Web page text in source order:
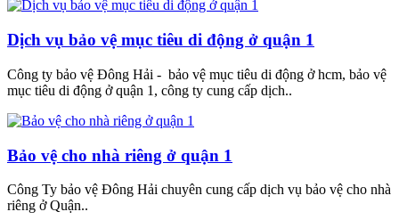
Dịch vụ bảo vệ mục tiêu di động ở quận 1
Công ty bảo vệ Đông Hải - bảo vệ mục tiêu di động ở hcm, bảo vệ
mục tiêu di động ở quận 1, công ty cung cấp dịch..
Bảo vệ cho nhà riêng ở quận 1
Công Ty bảo vệ Đông Hải chuyên cung cấp dịch vụ bảo vệ cho nhà
riêng ở Quận..